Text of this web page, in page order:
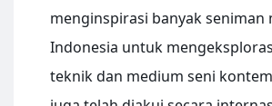
menginspirasi banyak seniman
Indonesia untuk
teknik dan medium seni